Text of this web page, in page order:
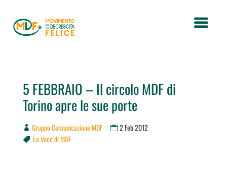
5 FEBBRAIO – Il circolo MDF di
Torino apre le sue porte
Gruppo Comunicazione MDF 2 Feb 2012
 La Voce di MDF